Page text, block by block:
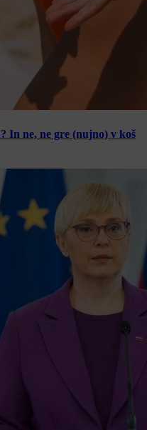
In ne, ne gre (nujno) v koš